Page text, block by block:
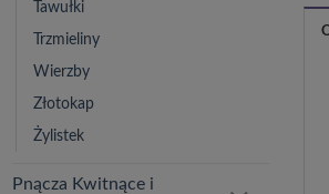
Tawułki
Trzmieliny
Wierzby
Złotokap
Żylistek
Pnącza Kwitnące i